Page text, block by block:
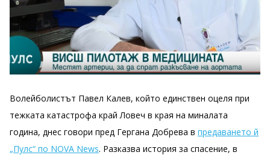
Волейболистът Павел Калев, който единствен оцеля при
тежката катастрофа край Ловеч в края на миналата
година, днес говори пред Гергана Добрева в предаването й
„Пулс“ по NOVA News. Разказва история за спасение, в